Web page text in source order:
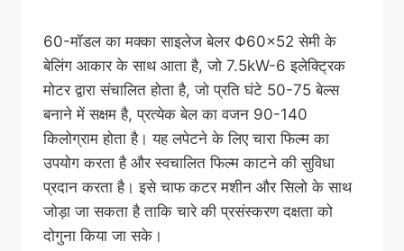
60-मॉडल का मक्का साइलेज बेलर Φ60×52 सेमी के
बेलिंग आकार के साथ आता है, जो 7.5kW-6 इलेक्ट्रिक
मोटर द्वारा संचालित होता है, जो प्रति घंटे 50-75 बेल्स
बनाने में सक्षम है, प्रत्येक बेल का वजन 90-140
किलोग्राम होता है। यह लपेटने के लिए चारा फिल्म का
उपयोग करता है और स्वचालित फिल्म काटने की सुविधा
प्रदान करता है। इसे चाफ कटर मशीन और सिलो के साथ
जोड़ा जा सकता है ताकि चारे की प्रसंस्करण दक्षता को
दोगुना किया जा सके।